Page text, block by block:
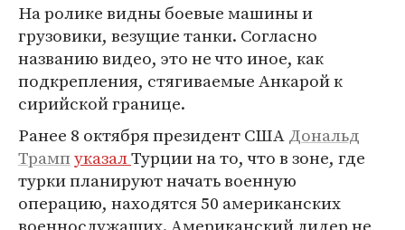
На ролике видны боевые машины и
грузовики, везущие танки. Согласно
названию видео, это не что иное, как
подкрепления, стягиваемые Анкарой к
сирийской границе.
Ранее 8 октября президент СШАДональд
ТрампуказалТурции на то, что в зоне, где
турки планируют начать военную
операцию, находятся 50 американских